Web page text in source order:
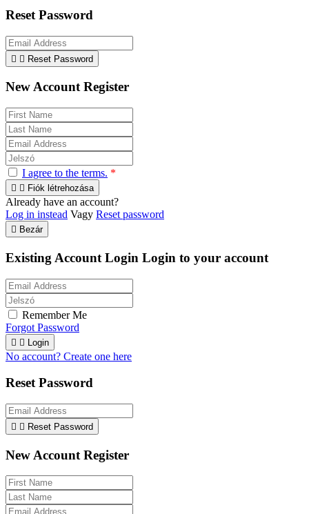
Reset Password
  Reset Password
New Account Register
I agree to the terms. *
  Fiók létrehozása
Already have an account?
Log in instead Vagy Reset password
 Bezár
Existing Account Login Login to your account
Remember Me
Forgot Password
  Login
No account? Create one here
Reset Password
  Reset Password
New Account Register